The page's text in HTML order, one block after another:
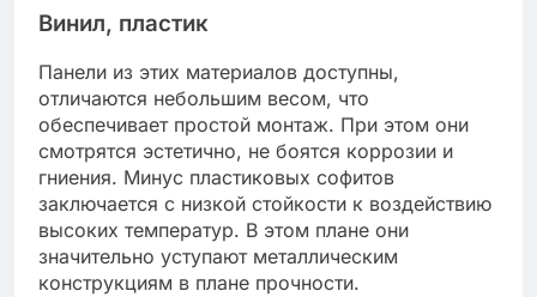
Винил, пластик
Панели из этих материалов доступны,
отличаются небольшим весом, что
обеспечивает простой монтаж. При этом они
смотрятся эстетично, не боятся коррозии и
гниения. Минус пластиковых софитов
заключается с низкой стойкости к воздействию
высоких температур. В этом плане они
значительно уступают металлическим
конструкциям в плане прочности.